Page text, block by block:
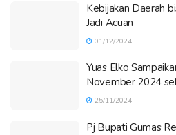
Kebijakan Daerah
Jadi Acuan
01/12/2024
Yuas Elko
November 2024
25/11/2024
Pj Bupati Gumas